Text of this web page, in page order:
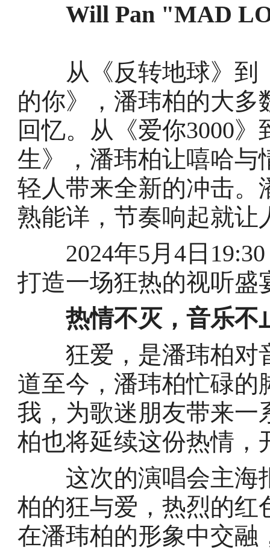
Will Pan "MAD
从《反转地球》到
的你》，潘玮柏的大多
回忆。从《爱你3000
生》，潘玮柏让嘻哈与
轻人带来全新的冲击。
熟能详，节奏响起就让
2024年5月4日19:30
打造一场狂热的视听盛
热情不灭，音乐不
狂爱，是潘玮柏对
道至今，潘玮柏忙碌的
我，为歌迷朋友带来一
柏也将延续这份热情，
这次的演唱会主海
柏的狂与爱，热烈的红
在潘玮柏的形象中交融